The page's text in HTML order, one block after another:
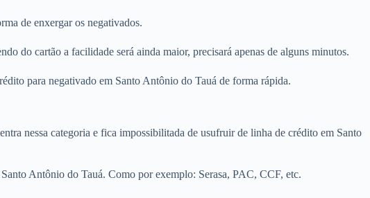
de enxergar os negativados.
do cartão a facilidade será ainda maior, precisará apenas de alguns minutos.
para negativado em Santo Antônio do Tauá de forma rápida.
nessa categoria e fica impossibilitada de usufruir de linha de crédito em Santo
Antônio do Tauá. Como por exemplo: Serasa, PAC, CCF, etc.